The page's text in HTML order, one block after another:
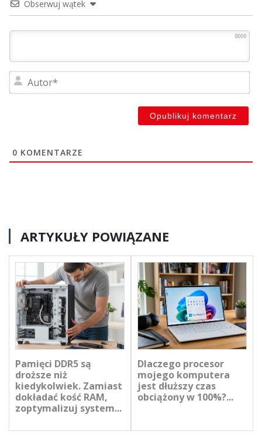
Obserwuj wątek
8000
0 KOMENTARZE
ARTYKUŁY POWIĄZANE
Pamięci DDR5 są
droższe niż
kiedykolwiek. Zamiast
dokładać kość RAM,
zoptymalizuj system...
Dlaczego procesor
mojego komputera
jest dłuższy czas
obciążony w 100%?...